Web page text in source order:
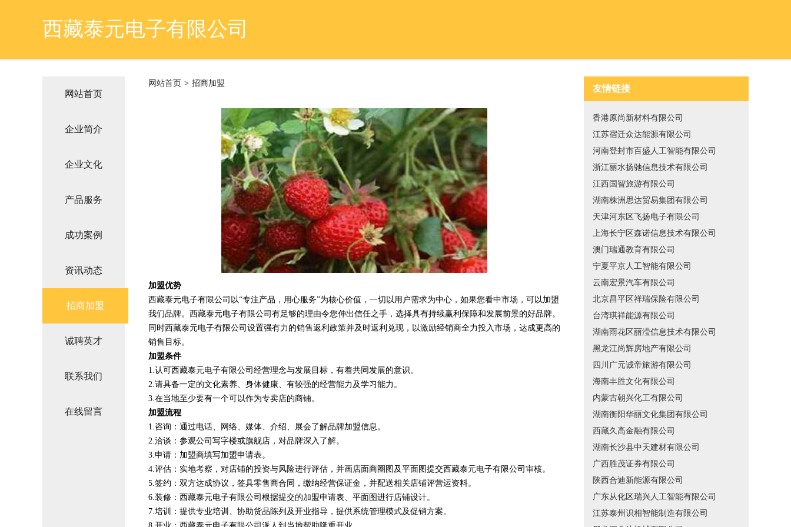
西藏泰元电子有限公司
网站首页
企业简介
企业文化
产品服务
成功案例
资讯动态
招商加盟
诚聘英才
联系我们
在线留言
网站首页 > 招商加盟
加盟优势
西藏泰元电子有限公司以“专注产品，用心服务”为核心价值，一切以用户需求为中心，如果您看中市场，可以加盟
我们品牌。西藏泰元电子有限公司有足够的理由令您伸出信任之手，选择具有持续赢利保障和发展前景的好品牌。
同时西藏泰元电子有限公司设置强有力的销售返利政策并及时返利兑现，以激励经销商全力投入市场，达成更高的
销售目标。
加盟条件
1.认可西藏泰元电子有限公司经营理念与发展目标，有着共同发展的意识。
2.请具备一定的文化素养、身体健康、有较强的经营能力及学习能力。
3.在当地至少要有一个可以作为专卖店的商铺。
加盟流程
1.咨询：通过电话、网络、媒体、介绍、展会了解品牌加盟信息。
2.洽谈：参观公司写字楼或旗舰店，对品牌深入了解。
3.申请：加盟商填写加盟申请表。
4.评估：实地考察，对店铺的投资与风险进行评估，并画店面商圈图及平面图提交西藏泰元电子有限公司审核。
5.签约：双方达成协议，签具零售商合同，缴纳经营保证金，并配送相关店铺评营运资料。
6.装修：西藏泰元电子有限公司根据提交的加盟申请表、平面图进行店铺设计。
7.培训：提供专业培训、协助货品陈列及开业指导，提供系统管理模式及促销方案。
友情链接
香港原尚新材料有限公司
江苏宿迁众达能源有限公司
河南登封市百盛人工智能有限公司
浙江丽水扬驰信息技术有限公司
江西国智旅游有限公司
湖南株洲思达贸易集团有限公司
天津河东区飞扬电子有限公司
上海长宁区森诺信息技术有限公司
澳门瑞通教育有限公司
宁夏平京人工智能有限公司
云南宏景汽车有限公司
北京昌平区祥瑞保险有限公司
台湾琪祥能源有限公司
湖南雨花区丽滢信息技术有限公司
黑龙江尚辉房地产有限公司
四川广元诚帝旅游有限公司
海南丰胜文化有限公司
内蒙古朝兴化工有限公司
湖南衡阳华丽文化集团有限公司
西藏久高金融有限公司
湖南长沙县中天建材有限公司
广西胜茂证券有限公司
陕西合迪新能源有限公司
广东从化区瑞兴人工智能有限公司
江苏泰州识相智能制造有限公司